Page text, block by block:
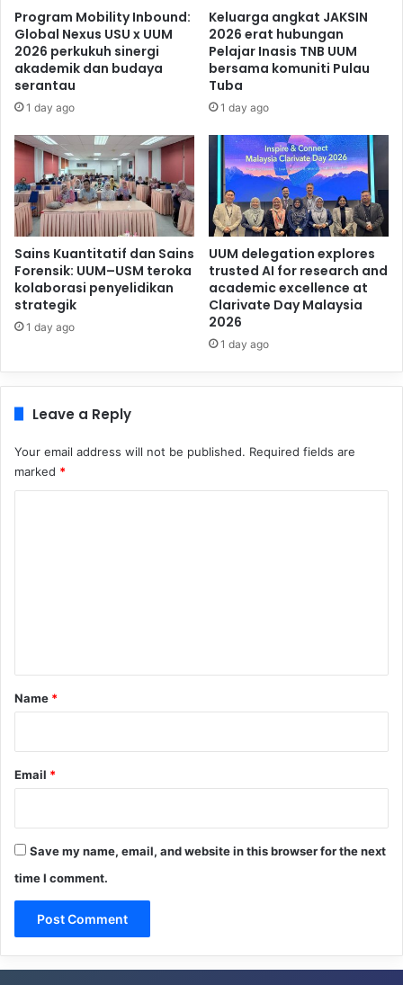
Program Mobility Inbound:
Global Nexus USU x UUM
2026 perkukuh sinergi
akademik dan budaya
serantau
1 day ago
Keluarga angkat JAKSIN
2026 erat hubungan
Pelajar Inasis TNB UUM
bersama komuniti Pulau
Tuba
1 day ago
Sains Kuantitatif dan Sains
Forensik: UUM–USM teroka
kolaborasi penyelidikan
strategik
1 day ago
UUM delegation explores
trusted AI for research and
academic excellence at
Clarivate Day Malaysia
2026
1 day ago
Leave a Reply
Your email address will not be published. Required fields are
marked *
*
Name *
Email *
Save my name, email, and website in this browser for the next
time I comment.